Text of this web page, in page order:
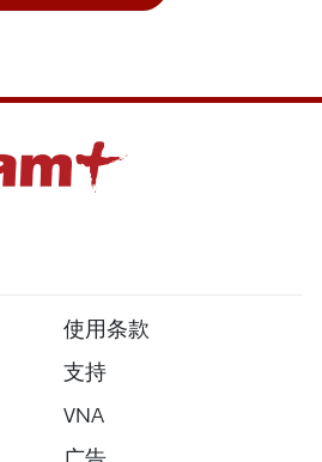
使用条款
支持
VNA